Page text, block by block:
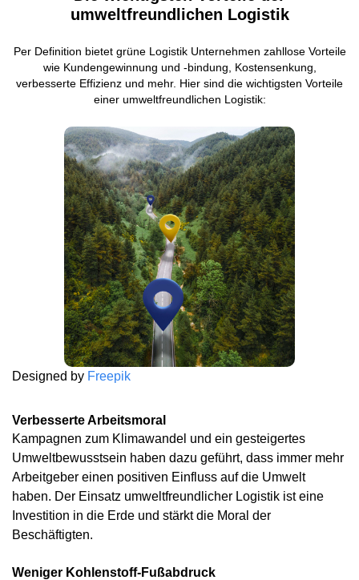
umweltfreundlichen Logistik
Per Definition bietet grüne Logistik Unternehmen zahllose Vorteile
wie Kundengewinnung und -bindung, Kostensenkung,
verbesserte Effizienz und mehr. Hier sind die wichtigsten Vorteile
einer umweltfreundlichen Logistik:
Designed by Freepik
Verbesserte Arbeitsmoral
Kampagnen zum Klimawandel und ein gesteigertes
Umweltbewusstsein haben dazu geführt, dass immer mehr
Arbeitgeber einen positiven Einfluss auf die Umwelt
haben. Der Einsatz umweltfreundlicher Logistik ist eine
Investition in die Erde und stärkt die Moral der
Beschäftigten.
Weniger Kohlenstoff-Fußabdruck